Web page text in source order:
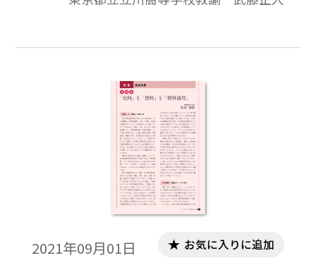
からコンピテンシー・ベースへ」といった
たとたんに教室の風景が一変するような印
象さえ受ける。しかし、新学習指導要領
（新課程）は現行学習指導要領（現行課
程）の「改訂」であり、引き継がれている
点も多い。新課程、新科目に向き合う前
に、現行課程までの歴史学習を振り返り、
「不易」の部分を確認することも必要では
ないだろうか。そこで本稿では、筆者によ
る最近の日本史 B 実践を振り返りながら、
歴史学習で「変わらないこと」に着目し、
2021年09月01日 お気に入りに追加